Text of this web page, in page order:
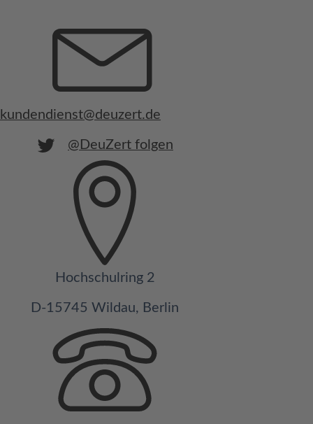
kundendienst@deuzert.de
@DeuZert folgen
Hochschulring 2
D-15745 Wildau, Berlin